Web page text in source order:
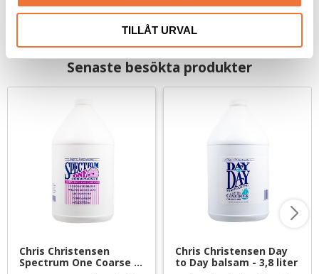
TILLÅT URVAL
Senaste besökta produkter
Chris Christensen
Spectrum One Coarse
Chris Christensen Day
to Day balsam - 3,8 liter